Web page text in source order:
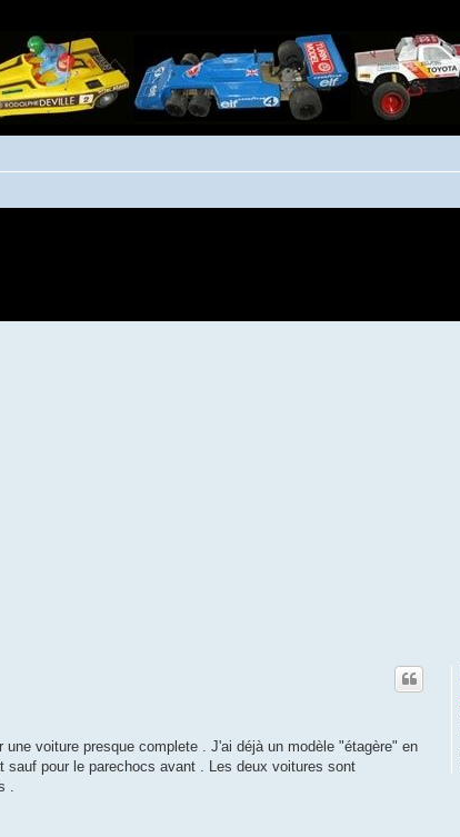
voiture presque complete . J'ai déjà un modèle "étagère" en
pour le parechocs avant . Les deux voitures sont